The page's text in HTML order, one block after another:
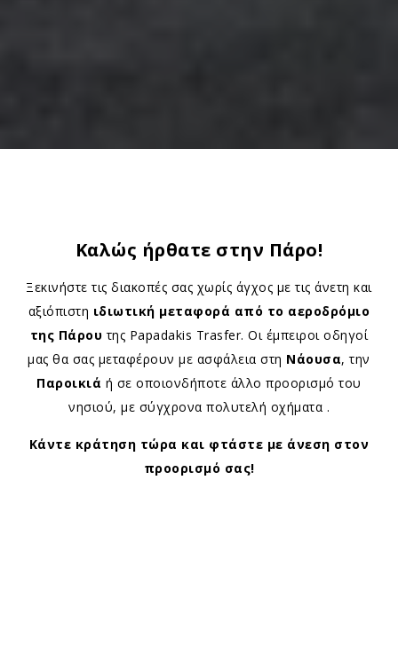
Καλώς ήρθατε στην Πάρο!
Ξεκινήστε τις διακοπές σας χωρίς άγχος με τις άνετη και
αξιόπιστη ιδιωτική μεταφορά από το αεροδρόμιο
της Πάρου της Papadakis Trasfer. Οι έμπειροι οδηγοί
μας θα σας μεταφέρουν με ασφάλεια στη Νάουσα, την
Παροικιά ή σε οποιονδήποτε άλλο προορισμό του
νησιού, με σύγχρονα πολυτελή οχήματα .
Κάντε κράτηση τώρα και φτάστε με άνεση στον
προορισμό σας!